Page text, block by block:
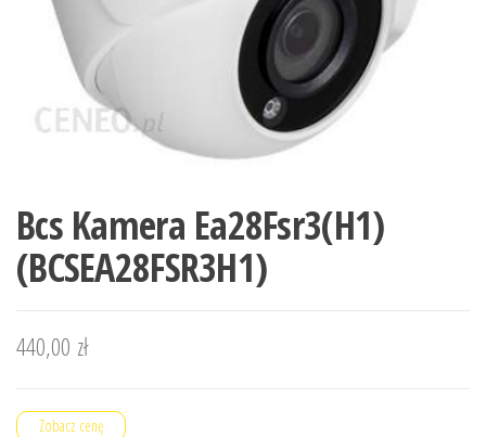
Bcs Kamera Ea28Fsr3(H1)
(BCSEA28FSR3H1)
440,00 zł
Zobacz cenę